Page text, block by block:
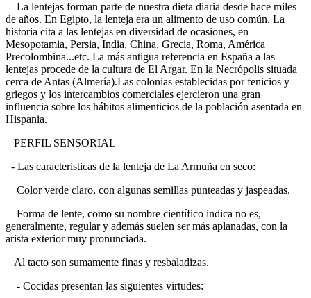
La lentejas forman parte de nuestra dieta diaria desde hace miles
de años. En Egipto, la lenteja era un alimento de uso común. La
historia cita a las lentejas en diversidad de ocasiones, en
Mesopotamia, Persia, India, China, Grecia, Roma, América
Precolombina...etc. La más antigua referencia en España a las
lentejas procede de la cultura de El Argar. En la Necrópolis situada
cerca de Antas (Almería).Las colonias establecidas por fenicios y
griegos y los intercambios comerciales ejercieron una gran
influencia sobre los hábitos alimenticios de la población asentada en
Hispania.
PERFIL SENSORIAL
- Las caracteristicas de la lenteja de La Armuña en seco:
Color verde claro, con algunas semillas punteadas y jaspeadas.
Forma de lente, como su nombre científico indica no es,
generalmente, regular y además suelen ser más aplanadas, con la
arista exterior muy pronunciada.
Al tacto son sumamente finas y resbaladizas.
- Cocidas presentan las siguientes virtudes: